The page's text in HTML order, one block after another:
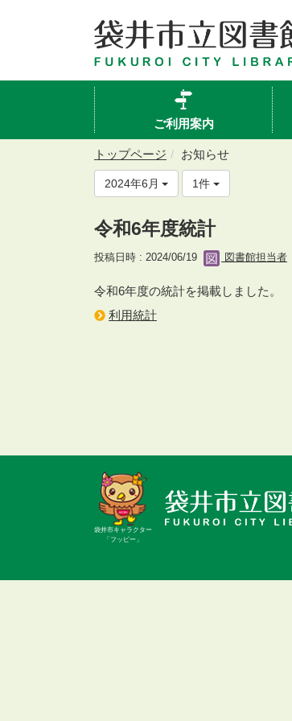
ご利用案内
トップページ お知らせ
2024年6月 1件
令和6年度統計
投稿日時 : 2024/06/19 図書館担当者
令和6年度の統計を掲載しました。
利用統計
袋井市キャラクター
「フッピー」